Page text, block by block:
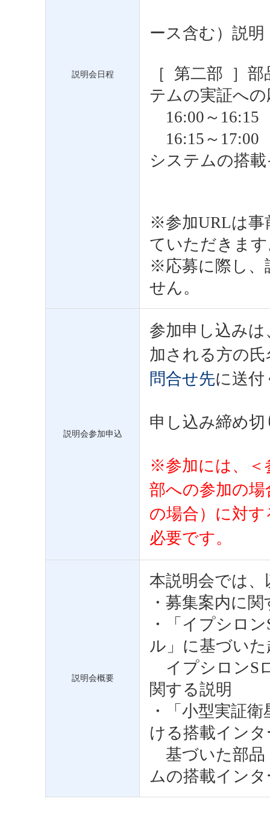
説明会日程
ース含む）説明
［ 第二部 ］
テムの実証へ
16:00～16:15
16:15～17:00
システムの搭
※参加URLは事
ていただきま
※応募に際し、
せん。
説明会参加申込
参加申し込みは
加される方の
問合せ先に送
申し込み締め
※参加には、＜
部への参加の
の場合）に対す
必要です。
説明会概要
本説明会では
・募集案内に
・「イプシロ
ル」に基づい
イプシロンS
関する説明
・「小型実証
ける搭載イン
基づいた部品
ムの搭載イン